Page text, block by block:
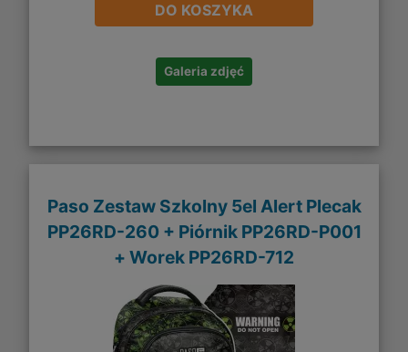
DO KOSZYKA
Galeria zdjęć
Paso Zestaw Szkolny 5el Alert Plecak
PP26RD-260 + Piórnik PP26RD-P001
+ Worek PP26RD-712